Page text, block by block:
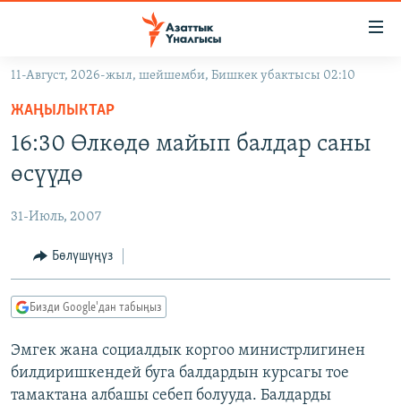
Навигацияга
өтүңүз
салыңыз
ЭКОНОМИКА
МАДАНИЯТ
БОРБОР АЗИЯ
УКРАИНА
АТАЙЫН ИЛИКТӨӨ
ТВ ПРОГРАММАЛАР
ЭКСПЕРТТЕР ТАЛДАЙТ
БИЗ ЖАНА ДҮЙНӨ
ДАНИСТЕ
ӨЗГӨЧӨ ПИКИР
Русский
11-Август, 2026-жыл, шейшемби, Бишкек убактысы 02:10
ЖАҢЫЛЫКТАР
16:30 Өлкөдө майып балдар саны
өсүүдө
31-Июль, 2007
Бөлүшүңүз
Бизди Google'дан табыңыз
Эмгек жана социалдык коргоо министрлигинен
билдиришкендей буга балдардын курсагы тое
тамактана албашы себеп болууда. Балдарды